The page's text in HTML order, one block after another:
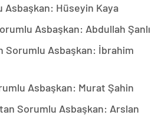
Hüseyin Kaya
Asbaşkan: Abdullah Şanlı
Sorumlu Asbaşkan: İbrahim
Asbaşkan: Murat Şahin
Sorumlu Asbaşkan: Arslan